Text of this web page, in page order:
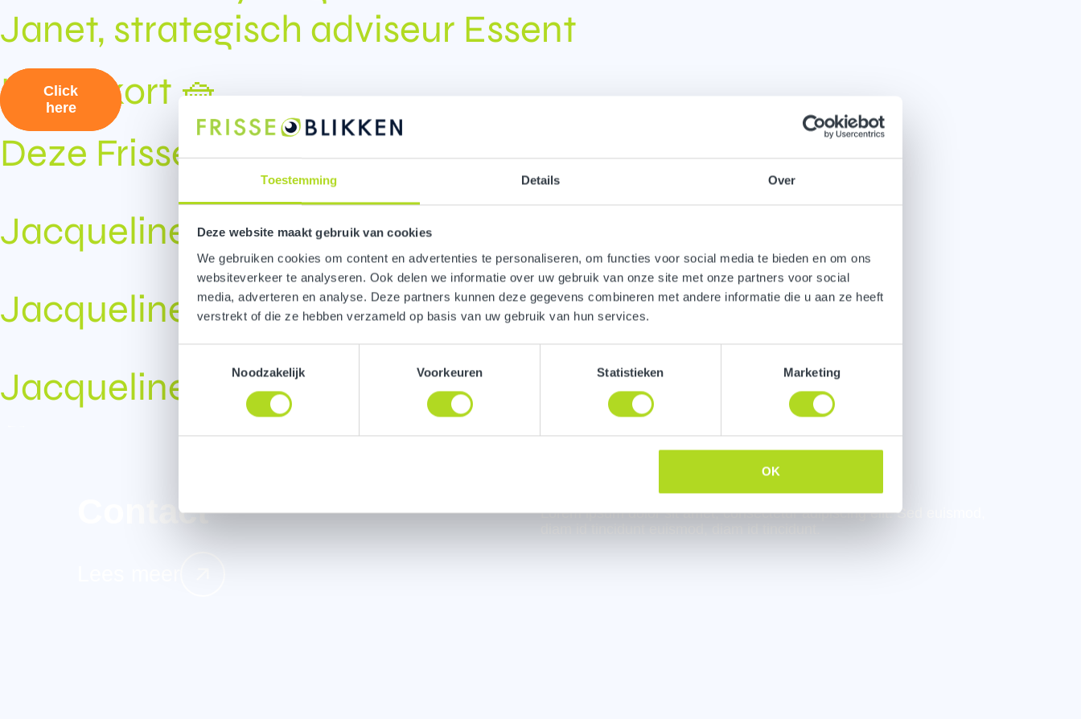
Toestemming Details Over
Deze website maakt gebruik van cookies
We gebruiken cookies om content en advertenties te personaliseren, om functies voor social media te bieden en om ons
websiteverkeer te analyseren. Ook delen we informatie over uw gebruik van onze site met onze partners voor social
media, adverteren en analyse. Deze partners kunnen deze gegevens combineren met andere informatie die u aan ze heeft
verstrekt of die ze hebben verzameld op basis van uw gebruik van hun services.
Noodzakelijk
Voorkeuren Statistieken Marketing
OK
Janet, strategisch adviseur Essent
Click
here
Click
here
Click
here
In het kort 🧺
Deze Frisse Blikkers waren betrokken
Jacqueline
Jacqueline
Jacqueline
Contact
Lorem ipsum dolor sit amet, consectetur adipiscing elit. Sed euismod,